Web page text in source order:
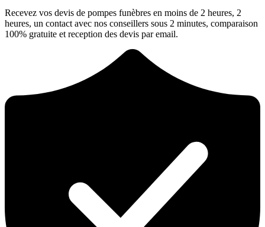
Recevez vos devis de pompes funèbres en moins de 2 heures, 2
heures, un contact avec nos conseillers sous 2 minutes, comparaison
100% gratuite et reception des devis par email.